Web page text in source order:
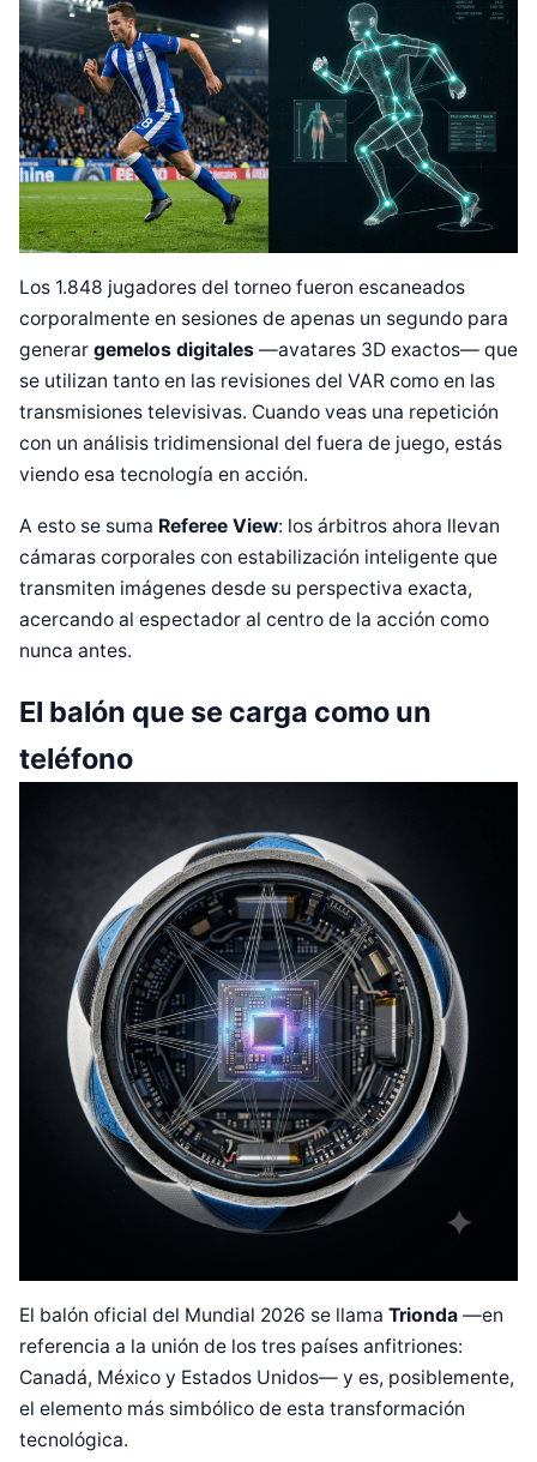
Los 1.848 jugadores del torneo fueron escaneados
corporalmente en sesiones de apenas un segundo para
generar gemelos digitales —avatares 3D exactos— que
se utilizan tanto en las revisiones del VAR como en las
transmisiones televisivas. Cuando veas una repetición
con un análisis tridimensional del fuera de juego, estás
viendo esa tecnología en acción.
A esto se suma Referee View: los árbitros ahora llevan
cámaras corporales con estabilización inteligente que
transmiten imágenes desde su perspectiva exacta,
acercando al espectador al centro de la acción como
nunca antes.
El balón que se carga como un
teléfono
El balón oficial del Mundial 2026 se llama Trionda —en
referencia a la unión de los tres países anfitriones:
Canadá, México y Estados Unidos— y es, posiblemente,
el elemento más simbólico de esta transformación
tecnológica.